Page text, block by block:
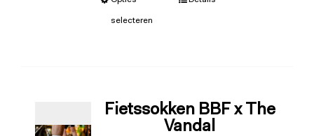
selecteren
Fietssokken BBF x The
Vandal